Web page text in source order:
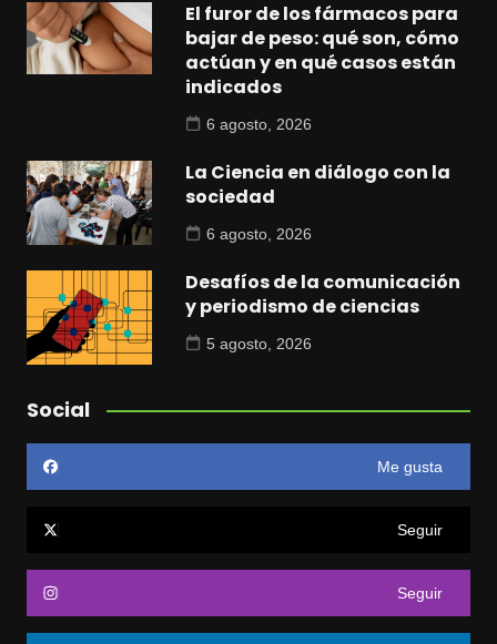
El furor de los fármacos para
bajar de peso: qué son, cómo
actúan y en qué casos están
indicados
6 agosto, 2026
La Ciencia en diálogo con la
sociedad
6 agosto, 2026
Desafíos de la comunicación
y periodismo de ciencias
5 agosto, 2026
Social
Me gusta
Seguir
Seguir